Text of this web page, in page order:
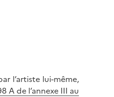
l’artiste lui-même,
A de l’annexe III au